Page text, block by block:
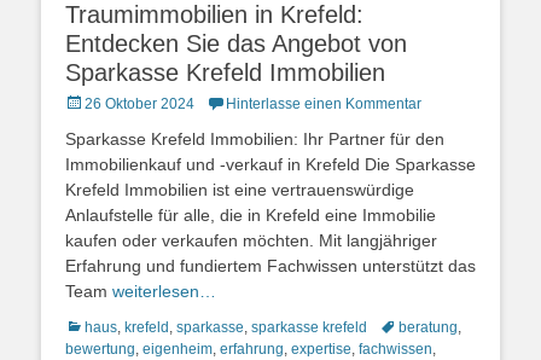
Traumimmobilien in Krefeld:
Entdecken Sie das Angebot von
Sparkasse Krefeld Immobilien
Posted
26 Oktober 2024 Hinterlasse einen Kommentar
Sparkasse Krefeld Immobilien: Ihr Partner für den
Immobilienkauf und -verkauf in Krefeld Die Sparkasse
Krefeld Immobilien ist eine vertrauenswürdige
Anlaufstelle für alle, die in Krefeld eine Immobilie
kaufen oder verkaufen möchten. Mit langjähriger
Erfahrung und fundiertem Fachwissen unterstützt das
Team weiterlesen…
Kategorien
haus, krefeld , sparkasse, sparkasse krefeld Schlagworte
beratung,
bewertung, eigenheim, erfahrung, expertise, fachwissen,